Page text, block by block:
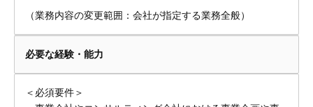
（業務内容の変更範囲：会社が指定する業務全般）
必要な経験・能力
＜必須要件＞